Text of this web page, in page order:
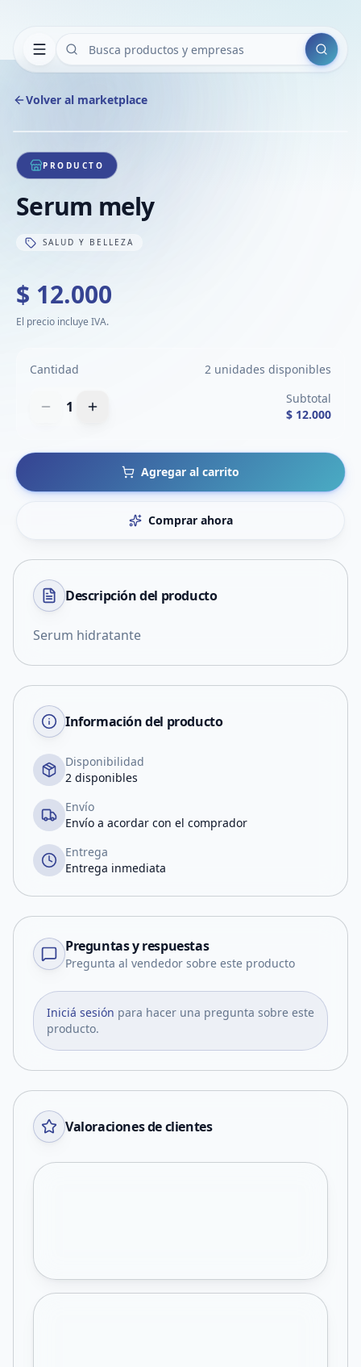
Buscar
Volver al marketplace
1/1
PRODUCTO
Serum mely
SALUD Y BELLEZA
$ 12.000
El precio incluye IVA.
Cantidad 2 unidades disponibles
1
Subtotal
$ 12.000
Agregar al carrito
Comprar ahora
Descripción del producto
Serum hidratante
Información del producto
Disponibilidad
2 disponibles
Envío
Envío a acordar con el comprador
Entrega
Entrega inmediata
Preguntas y respuestas
Pregunta al vendedor sobre este producto
Iniciá sesión para hacer una pregunta sobre este
producto.
Valoraciones de clientes